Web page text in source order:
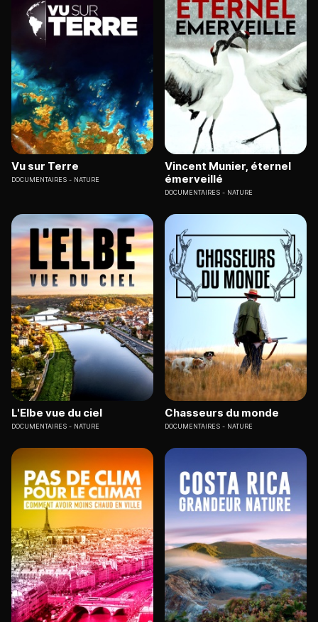
Vu sur Terre
DOCUMENTAIRES NATURE
Vincent Munier, éternel
émerveillé
DOCUMENTAIRES NATURE
L'Elbe vue du ciel
DOCUMENTAIRES NATURE
Chasseurs du monde
DOCUMENTAIRES NATURE